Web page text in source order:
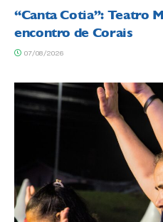
“Canta Cotia”: Teatro
encontro de Corais
07/08/2026